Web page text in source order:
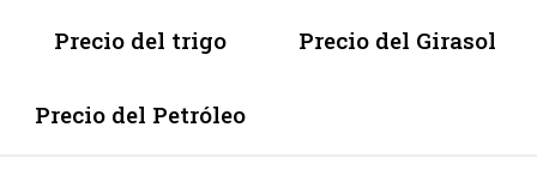
Precio del trigo Precio del Girasol
Precio del Petróleo